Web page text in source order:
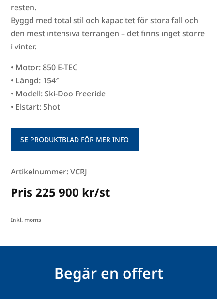
resten.
Byggd med total stil och kapacitet för stora fall och
den mest intensiva terrängen – det finns inget större
i vinter.
• Motor: 850 E-TEC
• Längd: 154″
• Modell: Ski-Doo Freeride
• Elstart: Shot
SE PRODUKTBLAD FÖR MER INFO
Artikelnummer: VCRJ
Pris 225 900 kr/st
Inkl. moms
Begär en offert